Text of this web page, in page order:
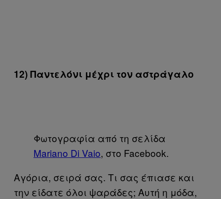
12) Παντελόνι μέχρι τον αστράγαλο
Φωτογραφία από τη σελίδα
Mariano Di Vaio, στο Facebook.
Αγόρια, σειρά σας. Τι σας έπιασε και
την είδατε όλοι ψαράδες; Αυτή η μόδα,